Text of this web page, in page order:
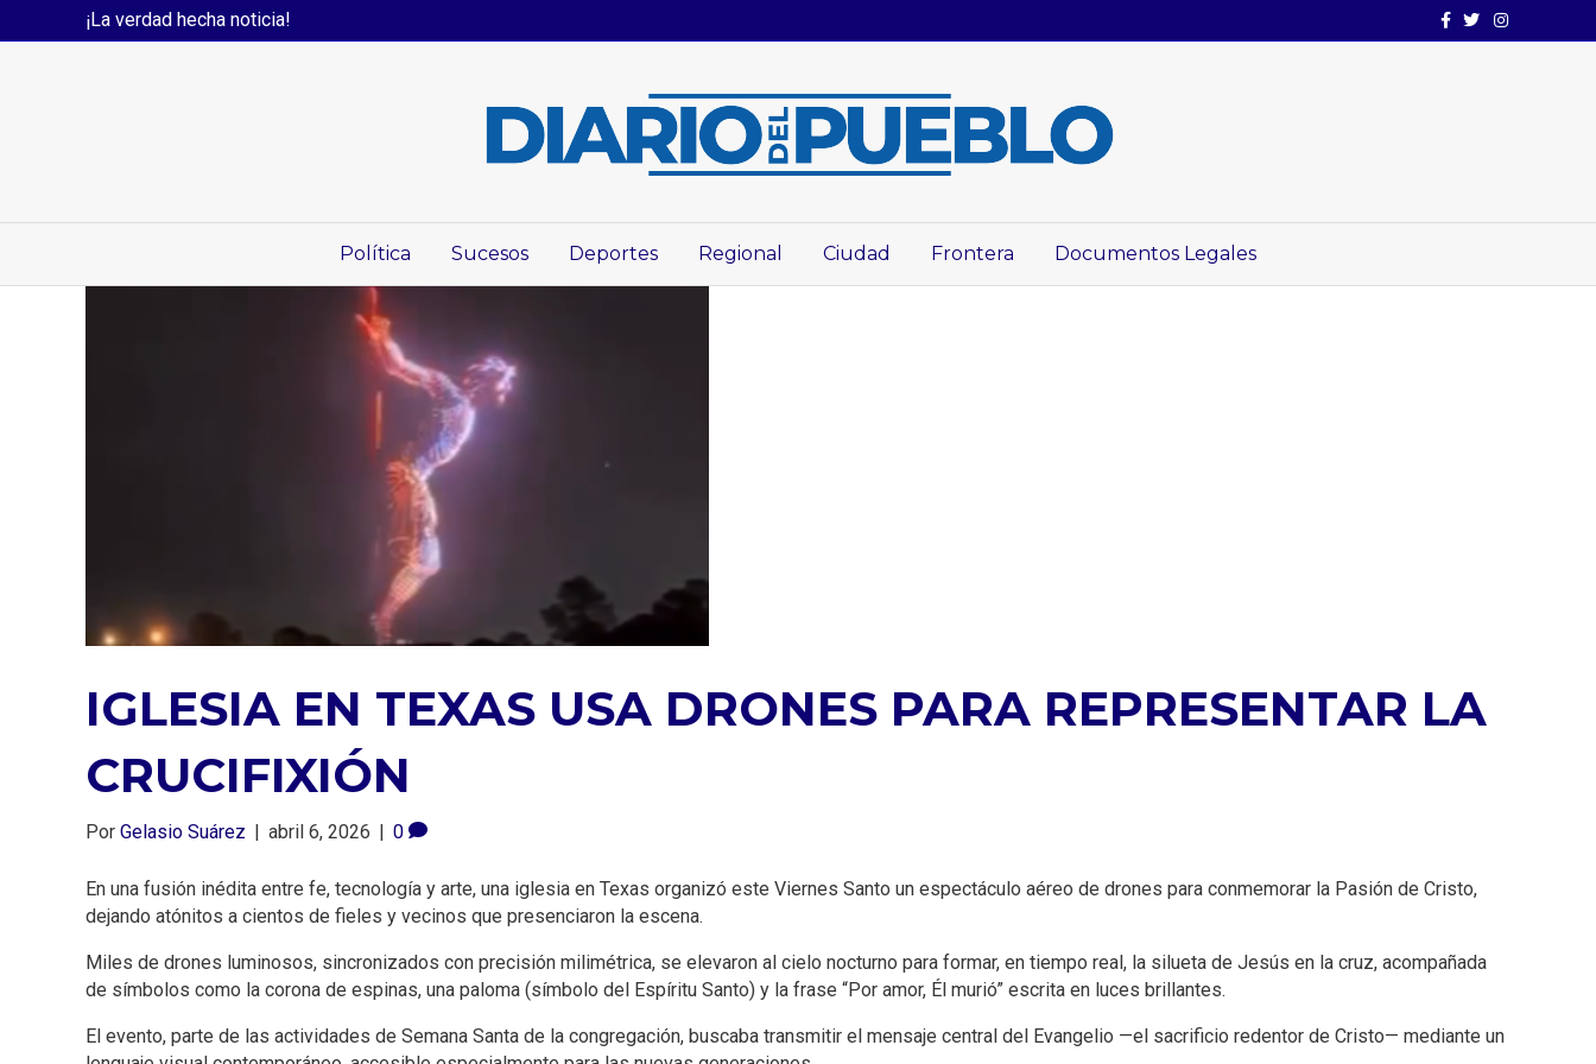
¡La verdad hecha noticia! Facebook
TwitterInstagram
Política Sucesos Deportes Regional Ciudad Frontera Documentos Legales
IGLESIA EN TEXAS USA DRONES PARA REPRESENTAR LA
CRUCIFIXIÓN
Por Gelasio Suárez abril 6, 2026 0
En una fusión inédita entre fe, tecnología y arte, una iglesia en Texas organizó este Viernes Santo un espectáculo aéreo de drones para conmemorar la Pasión de Cristo,
dejando atónitos a cientos de fieles y vecinos que presenciaron la escena.
Miles de drones luminosos, sincronizados con precisión milimétrica, se elevaron al cielo nocturno para formar, en tiempo real, la silueta de Jesús en la cruz, acompañada
de símbolos como la corona de espinas, una paloma (símbolo del Espíritu Santo) y la frase “Por amor, Él murió” escrita en luces brillantes.
El evento, parte de las actividades de Semana Santa de la congregación, buscaba transmitir el mensaje central del Evangelio —el sacrificio redentor de Cristo— mediante un